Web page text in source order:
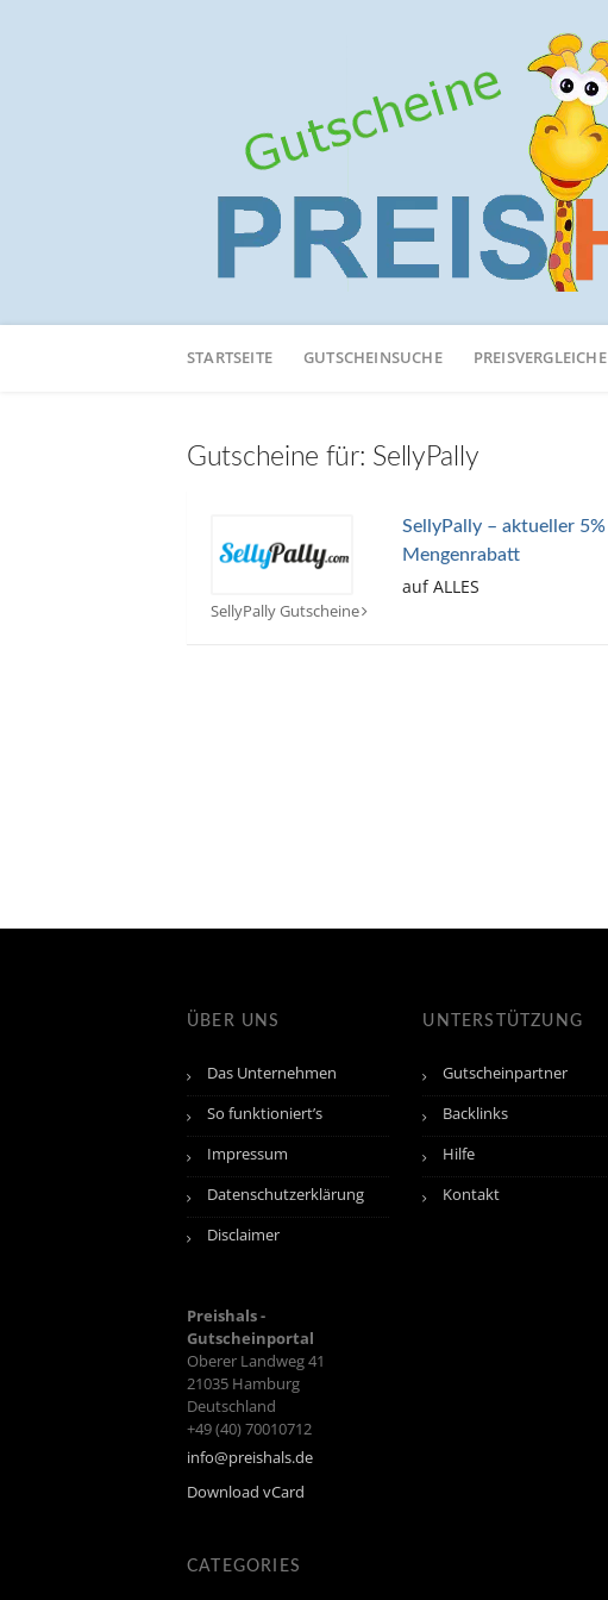
Online-
STARTSEITE GUTSCHEINSUCHE PREISVERGLEICHE
Gutscheine für: SellyPally
SellyPally Gutscheine
SellyPally – aktueller 5%
Mengenrabatt
auf ALLES
ÜBER UNS
Das Unternehmen
So funktioniert’s
Impressum
Datenschutzerklärung
Disclaimer
Preishals -
Gutscheinportal
Oberer Landweg 41
21035 Hamburg
Deutschland
+49 (40) 70010712
info@preishals.de
Download vCard
CATEGORIES
UNTERSTÜTZUNG
Gutscheinpartner
Backlinks
Hilfe
Kontakt